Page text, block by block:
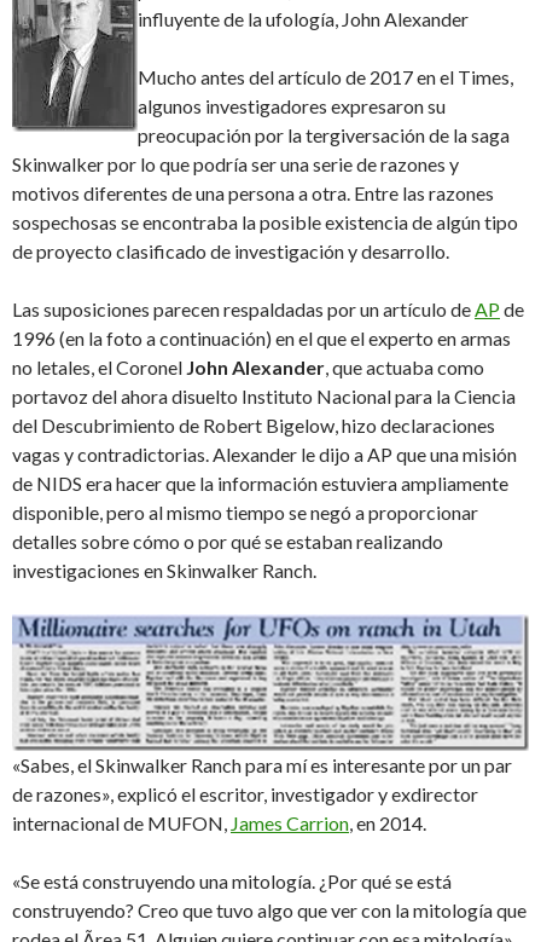
influyente de la ufología, John Alexander
Mucho antes del artículo de 2017 en el Times,
algunos investigadores expresaron su
preocupación por la tergiversación de la saga
Skinwalker por lo que podría ser una serie de razones y
motivos diferentes de una persona a otra. Entre las razones
sospechosas se encontraba la posible existencia de algún tipo
de proyecto clasificado de investigación y desarrollo.
Las suposiciones parecen respaldadas por un artículo deAPde
1996 (en la foto a continuación) en el que el experto en armas
no letales, el Coronel John Alexander, que actuaba como
portavoz del ahora disuelto Instituto Nacional para la Ciencia
del Descubrimiento de Robert Bigelow, hizo declaraciones
vagas y contradictorias. Alexander le dijo a AP que una misión
de NIDS era hacer que la información estuviera ampliamente
disponible, pero al mismo tiempo se negó a proporcionar
detalles sobre cómo o por qué se estaban realizando
investigaciones en Skinwalker Ranch.
«Sabes, el Skinwalker Ranch para mí es interesante por un par
de razones», explicó el escritor, investigador y exdirector
internacional de MUFON, James Carrion, en 2014.
«Se está construyendo una mitología. ¿Por qué se está
construyendo? Creo que tuvo algo que ver con la mitología que